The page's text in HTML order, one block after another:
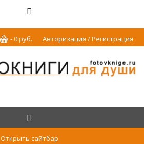
Авторизация / Регистрация
-0руб.
Открыть сайтбар